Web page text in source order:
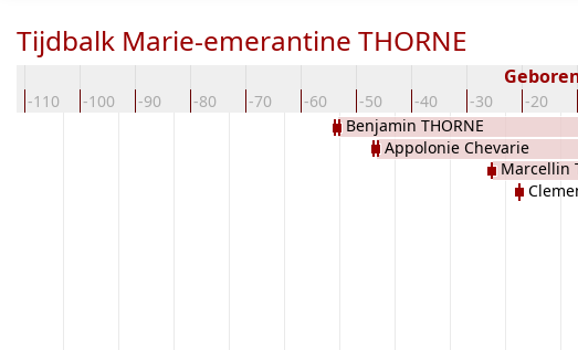
Tijdbalk Marie-emerantine THORNE
-110 -100 -90 -80 -70 -60 -50 -40 -30 -20
Benjamin THORNE
Appolonie Chevarie
Marcellin